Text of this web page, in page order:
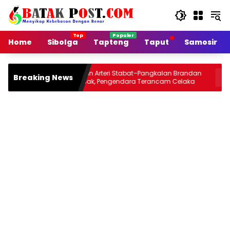
Langsung
konten
Home
Sibolga Tapteng Taput Samosir
Breaking News
Jalan Arteri Stabat–Pangkalan Brandan
Rusak, Pengendara Terancam Celaka
Siang Ini